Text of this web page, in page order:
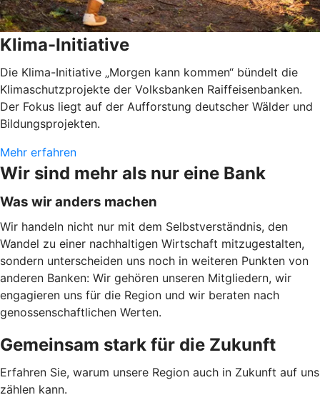
Klima-Initiative
Die Klima-Initiative „Morgen kann kommen“ bündelt die
Klimaschutzprojekte der Volksbanken Raiffeisenbanken.
Der Fokus liegt auf der Aufforstung deutscher Wälder und
Bildungsprojekten.
Mehr erfahren
Wir sind mehr als nur eine Bank
Was wir anders machen
Wir handeln nicht nur mit dem Selbstverständnis, den
Wandel zu einer nachhaltigen Wirtschaft mitzugestalten,
sondern unterscheiden uns noch in weiteren Punkten von
anderen Banken: Wir gehören unseren Mitgliedern, wir
engagieren uns für die Region und wir beraten nach
genossenschaftlichen Werten.
Gemeinsam stark für die Zukunft
Erfahren Sie, warum unsere Region auch in Zukunft auf uns
zählen kann.